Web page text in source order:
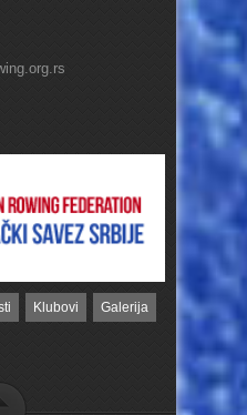
Klubovi Galerija